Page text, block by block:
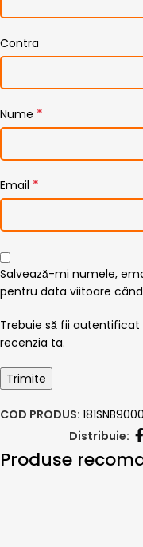
Contra
Nume *
Email *
Salvează-mi numele,
pentru data viitoare
Trebuie să fii
recenzia ta.
COD PRODUS: 181SNB9000
Distribuie:
Produse